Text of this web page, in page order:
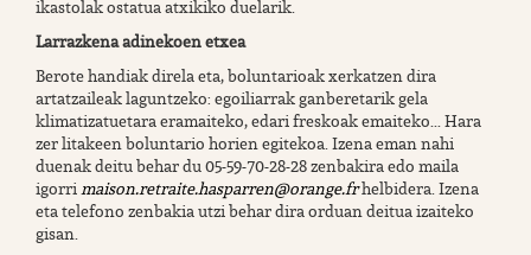
ikastolak ostatua atxikiko duelarik.
Larrazkena adinekoen etxea
Berote handiak direla eta, boluntarioak xerkatzen dira
artatzaileak laguntzeko: egoiliarrak ganberetarik gela
klimatizatuetara eramaiteko, edari freskoak emaiteko... Hara
zer litakeen boluntario horien egitekoa. Izena eman nahi
duenak deitu behar du 05-59-70-28-28 zenbakira edo maila
igorrimaison.retraite.hasparren@orange.frhelbidera. Izena
eta telefono zenbakia utzi behar dira orduan deitua izaiteko
gisan.